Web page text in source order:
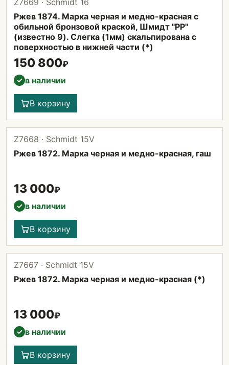
Z7669 · Schmidt 16
Ржев 1874. Марка черная и медно-красная с
обильной бронзовой краской, Шмидт "PP"
(известно 9). Слегка (1мм) скальпирована с
поверхностью в нижней части (*)
150 800₽
✓ в наличии
В корзину
Z7668 · Schmidt 15V
Ржев 1872. Марка черная и медно-красная, гаш
13 000₽
✓ в наличии
В корзину
Z7667 · Schmidt 15V
Ржев 1872. Марка черная и медно-красная (*)
13 000₽
✓ в наличии
В корзину